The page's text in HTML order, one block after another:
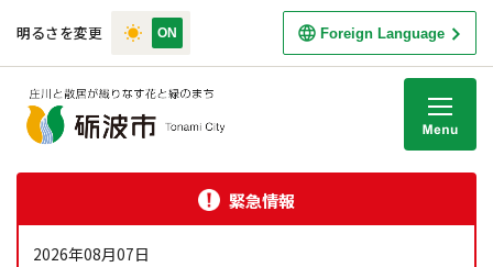
明るさを変更 Foreign Language
緊急情報
2026年08月07日